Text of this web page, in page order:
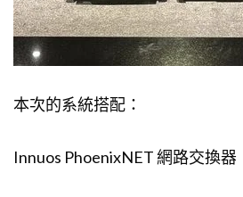
本次的系統搭配：
Innuos PhoenixNET 網路交換器